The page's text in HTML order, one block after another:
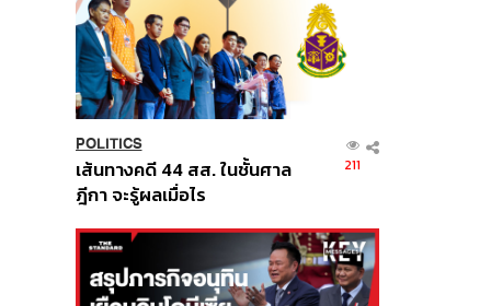
POLITICS
เส้นทางคดี 44 สส. ในชั้นศาล
ฎีกา จะรู้ผลเมื่อไร
211